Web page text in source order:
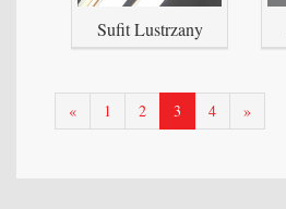
Sufit Lustrzany
«poprzednia
strona
1 2 3 4
następna
strona
»